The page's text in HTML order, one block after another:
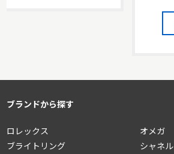
ブランドから探す
ロレックス
オメガ
ブライトリング
シャネル